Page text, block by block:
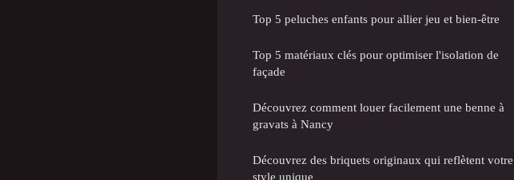
Top 5 peluches enfants pour allier jeu et bien-être
Top 5 matériaux clés pour optimiser l'isolation de
façade
Découvrez comment louer facilement une benne à
gravats à Nancy
Découvrez des briquets originaux qui reflètent votre
style unique